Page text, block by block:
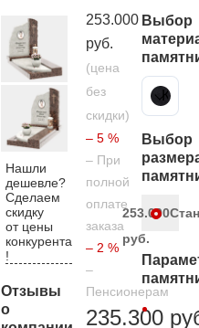
Нашли
дешевле?
Сделаем
скидку
от цены
конкурента
!
Отзывы
о
253.000
руб.
(цена
без
скидки)
– 5 %
– При
полной
оплате
заказа
– 2 %
–
Пенсионерам
235.300
Выбор
Карельский гранит
Выбор
253.000
руб.